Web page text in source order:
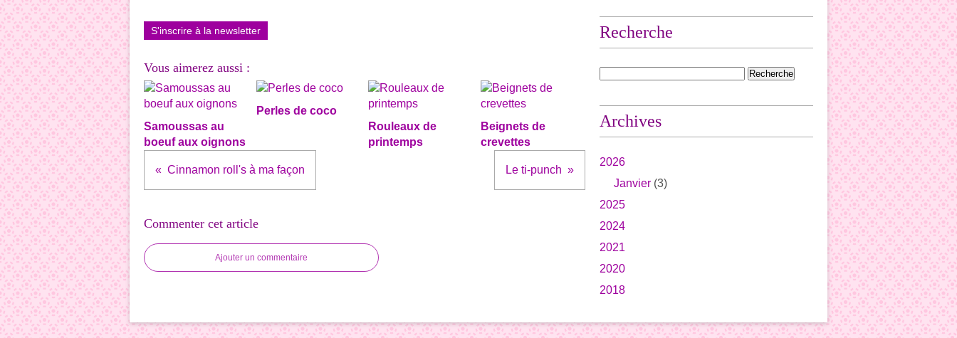
S'inscrire à la newsletter
Vous aimerez aussi :
Samoussas au
boeuf aux oignons
Perles de coco
Rouleaux de
printemps
Beignets de
crevettes
Cinnamon roll's à ma façon Le ti-punch
Commenter cet article
Ajouter un commentaire
Recherche
Archives
2026
Janvier (3)
2025
2024
2021
2020
2018